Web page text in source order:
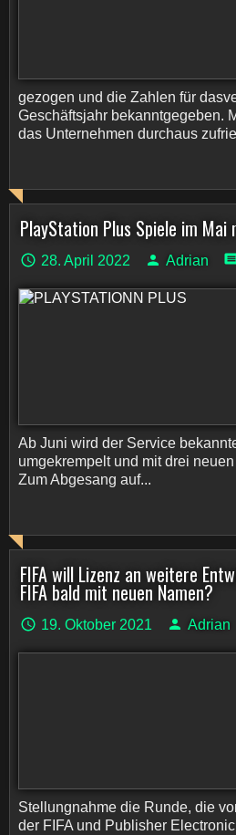
gezogen und die Zahlen für
Geschäftsjahr bekanntgegeben.
das Unternehmen durchaus
PlayStation Plus Spiele im Mai
28. April 2022 Adrian
Ab Juni wird der Service
umgekrempelt und mit drei
Zum Abgesang auf...
FIFA will Lizenz an weitere
FIFA bald mit neuen Namen?
19. Oktober 2021 Adrian
Stellungnahme die Runde, die
der FIFA und Publisher